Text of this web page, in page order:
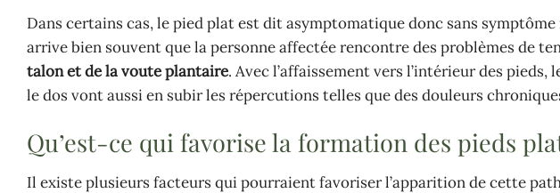
Dans certains cas, le pied plat est dit asymptomatique donc sans
arrive bien souvent que la personne affectée rencontre des problèmes de
talon et de la voute plantaire. Avec l’affaissement vers l’intérieur des
le dos vont aussi en subir les répercutions telles que des douleurs
Qu’est-ce qui favorise la formation des pieds
Il existe plusieurs facteurs qui pourraient favoriser l’apparition de cette